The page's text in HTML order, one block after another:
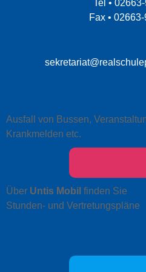
Tel •
Fax •
Ausfall von Bussen,
Krankmelden etc.
Über Untis Mobil finden Sie
Stunden- und Vertretungspläne